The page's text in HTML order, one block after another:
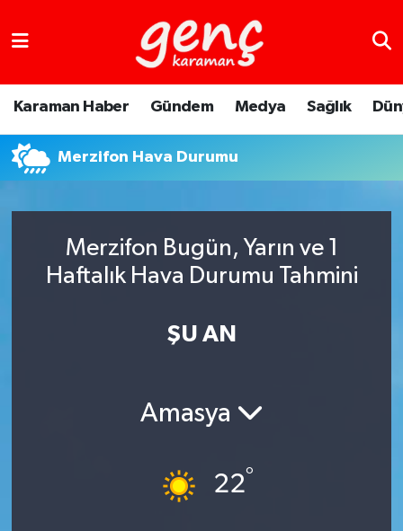
Karaman Haber Gündem Medya Sağlık
Merzifon Hava Durumu
Merzifon Bugün, Yarın ve 1
Haftalık Hava Durumu Tahmini
ŞU AN
Amasya
22°